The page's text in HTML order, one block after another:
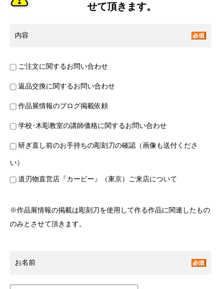
せて頂きます。
内容
ご注文に関するお問い合わせ
返品交換に関するお問い合わせ
作品展情報のブログ掲載依頼
学校･木彫教室の講師価格に関するお問い合わせ
研ぎ直し前のお手持ちの彫刻刀の確認（画像も送付くださ
い）
道刃物直営店『カービー』（東京）ご来店について
※作品展情報の掲載は彫刻刀を使用して作る作品に関連したもの
のみとさせて頂きます。
お名前